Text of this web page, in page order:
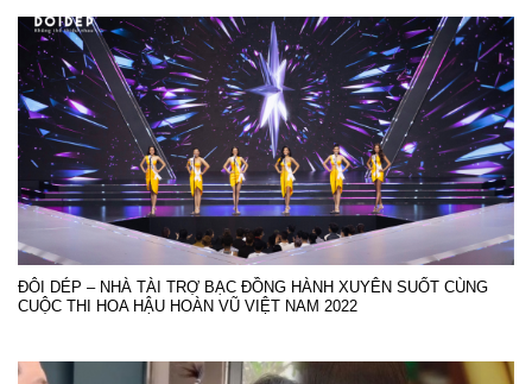
ĐÔI DÉP – NHÀ TÀI TRỢ BẠC ĐỒNG HÀNH XUYÊN SUỐT CÙNG
CUỘC THI HOA HẬU HOÀN VŨ VIỆT NAM 2022